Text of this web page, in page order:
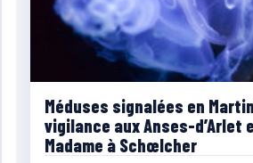
Méduses signalées en
vigilance aux Anses-d’Arlet
Madame à Schœlcher